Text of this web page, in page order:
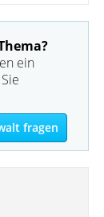
ein
fragen